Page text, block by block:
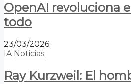
OpenAI revoluciona
todo
23/03/2026
IA Noticias
Ray Kurzweil: El